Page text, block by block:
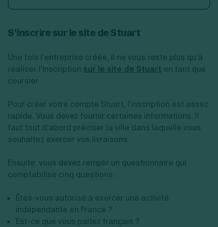
S’inscrire sur le site de Stuart
Une fois l’entreprise créée, il ne vous reste plus qu’à
réaliser l’inscription sur le site de Stuart en tant que
coursier.
Pour créer votre compte Stuart, l'inscription est assez
rapide. Vous devez fournir certaines informations. Il
faut tout d’abord préciser la ville dans laquelle vous
souhaitez exercer vos livraisons.
Ensuite, vous devez remplir un questionnaire qui
comptabilise cinq questions :
Êtes-vous autorisé à exercer une activité
indépendante en France ?
Est-ce que vous parlez français ?